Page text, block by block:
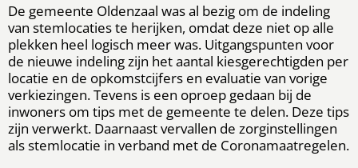
De gemeente Oldenzaal was al bezig om de indeling
van stemlocaties te herijken, omdat deze niet op alle
plekken heel logisch meer was. Uitgangspunten voor
de nieuwe indeling zijn het aantal kiesgerechtigden per
locatie en de opkomstcijfers en evaluatie van vorige
verkiezingen. Tevens is een oproep gedaan bij de
inwoners om tips met de gemeente te delen. Deze tips
zijn verwerkt. Daarnaast vervallen de zorginstellingen
als stemlocatie in verband met de Coronamaatregelen.